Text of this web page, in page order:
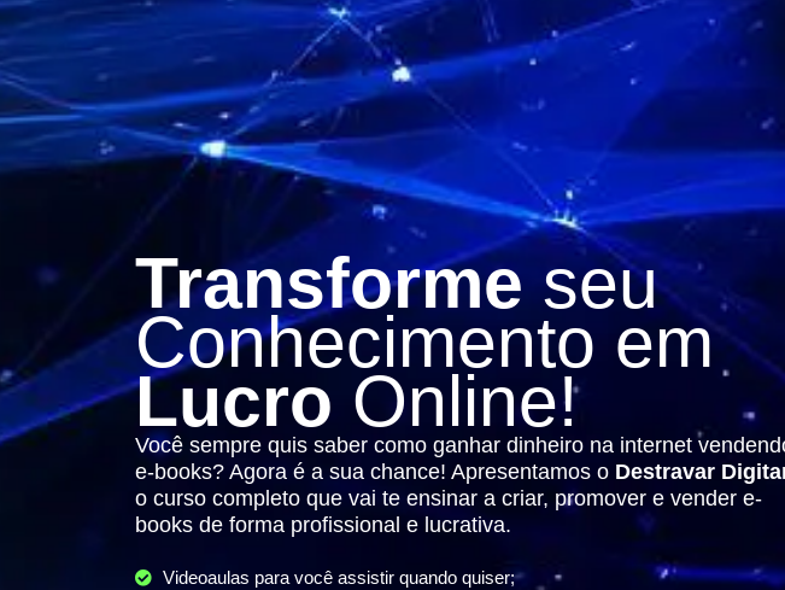
Transformeseu
Conhecimento em
Lucro Online!
Você sempre quis saber como ganhar dinheiro na internet
e-books? Agora é a sua chance! Apresentamos o Destravar
o curso completo que vai te ensinar a criar, promover e vender e-
books de forma profissional e lucrativa.
Videoaulas para você assistir quando quiser;